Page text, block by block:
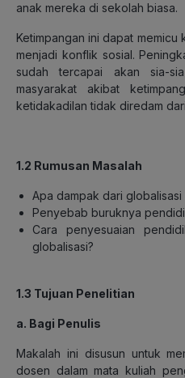
anak mereka di sekolah biasa.
Ketimpangan ini dapat
menjadi konflik sosial.
sudah tercapai akan sia-
masyarakat akibat
ketidakadilan tidak diredam
1.2 Rumusan Masalah
Apa dampak dari
Penyebab buruknya
Cara penyesuaian
globalisasi?
1.3 Tujuan Penelitian
a. Bagi Penulis
Makalah ini disusun untuk
dosen dalam mata kuliah